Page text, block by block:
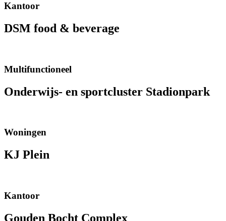
Kantoor
DSM food & beverage
Multifunctioneel
Onderwijs- en sportcluster Stadionpark
Woningen
KJ Plein
Kantoor
Gouden Bocht Complex